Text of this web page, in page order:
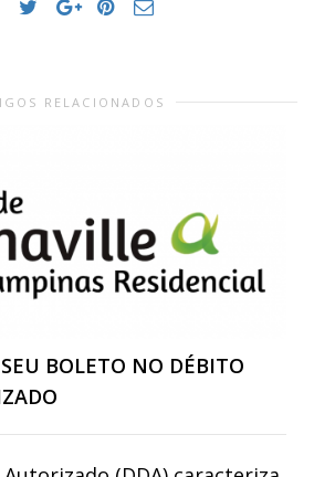
RELACIONADOS
BOLETO NO DÉBITO